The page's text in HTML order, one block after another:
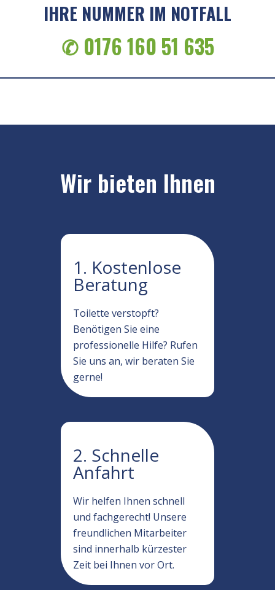
IHRE NUMMER IM NOTFALL
✆ 0176 160 51 635
Wir bieten Ihnen
1. Kostenlose
Beratung
Toilette verstopft?
Benötigen Sie eine
professionelle Hilfe? Rufen
Sie uns an, wir beraten Sie
gerne!
2. Schnelle
Anfahrt
Wir helfen Ihnen schnell
und fachgerecht! Unsere
freundlichen Mitarbeiter
sind innerhalb kürzester
Zeit bei Ihnen vor Ort.